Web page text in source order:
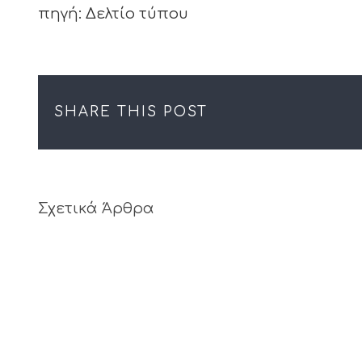
πηγή: Δελτίο τύπου
SHARE THIS POST
Σχετικά Άρθρα